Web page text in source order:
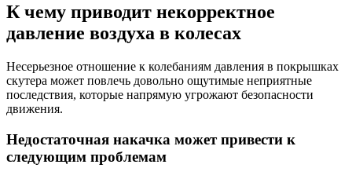
К чему приводит некорректное
давление воздуха в колесах
Несерьезное отношение к колебаниям давления в покрышках
скутера может повлечь довольно ощутимые неприятные
последствия, которые напрямую угрожают безопасности
движения.
Недостаточная накачка может привести к
следующим проблемам